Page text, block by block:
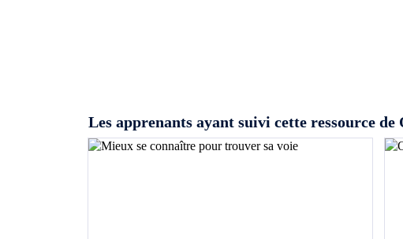
Les apprenants ayant suivi cette ressource